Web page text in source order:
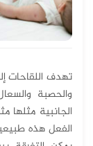
تهدف اللقاحات
والحصبة
الجانبية مثلها
الفعل هذه